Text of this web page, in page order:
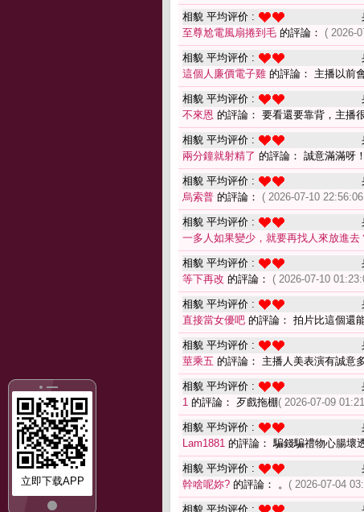
立即下载APP
相貌 平均评价 :
至尊尬電風扇捲到毛 的評論： ( 2026-
相貌 平均评价 :
這個人廉價電子雞 的評論： 主播以前
相貌 平均评价 :
不來恩 的評論： 要看還要靠背，主播
相貌 平均评价 :
兩分鐘就射精了 的評論： 誠意滿滿呀
相貌 平均评价 :
烏索普 的評論： ( 2026-07-10
相貌 平均评价 :
一多人如果變少，就要再找人來放進去
相貌 平均评价 :
等下再改 的評論： ( 2026-07-10
相貌 平均评价 :
直接當女優吧 的評論： 拍片比這個還
相貌 平均评价 :
莖乘五 的評論： 主播人美表演有誠意
相貌 平均评价 :
1 的評論： 歹戲拖棚( 2026-07-09
相貌 平均评价 :
Lam1881 的評論： 騙錢騙禮物心腸壞
相貌 平均评价 :
幹啥呢妳? 的評論： 。 ( 2026-07-04
相貌 平均评价 :